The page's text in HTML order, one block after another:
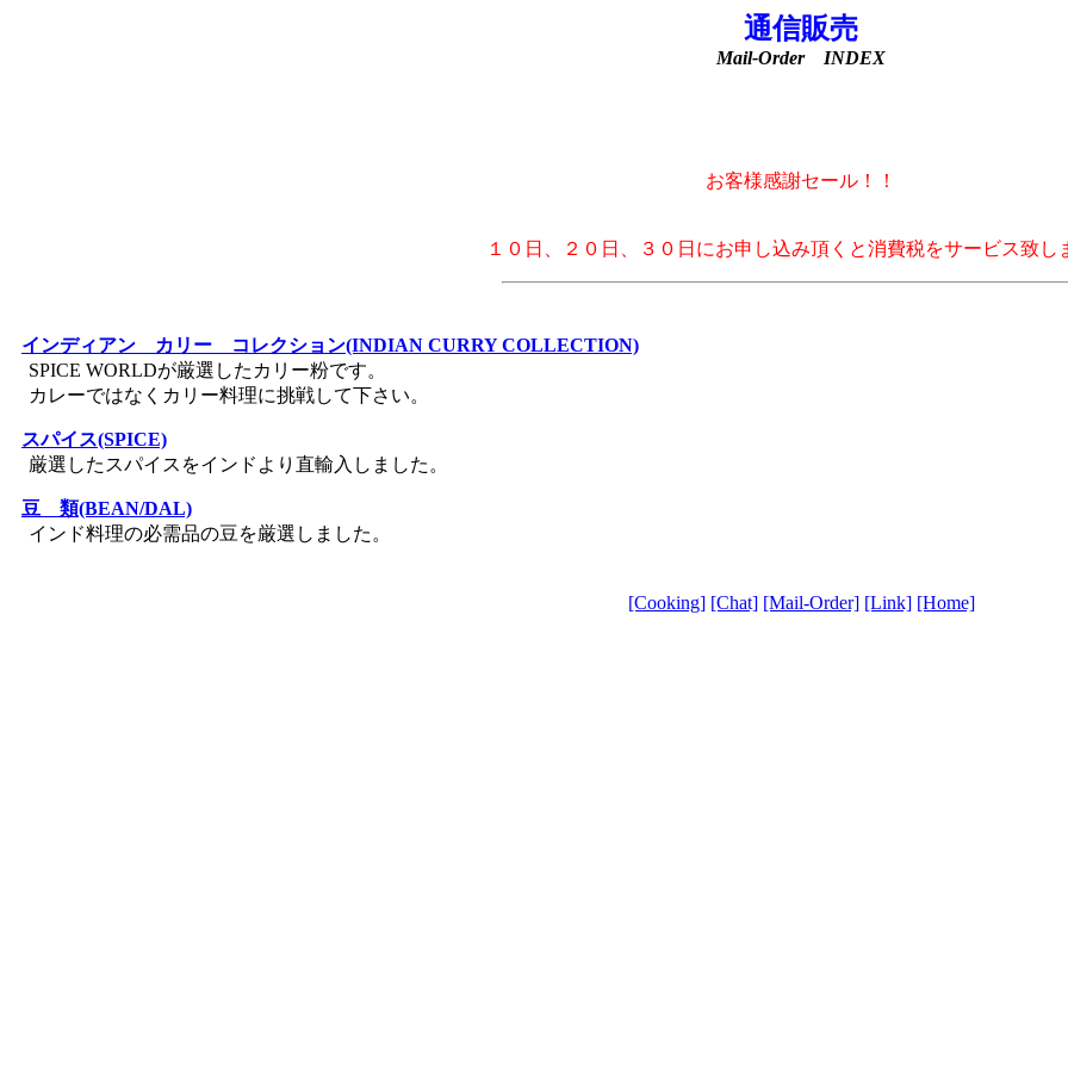
通信販売
Mail-Order INDEX
お客様感謝セール！！
１０日、２０日、３０日にお申し込み頂くと消費税をサービス致し
インディアン カリー コレクション(INDIAN CURRY COLLECTION)
SPICE WORLDが厳選したカリー粉です。
カレーではなくカリー料理に挑戦して下さい。
スパイス(SPICE)
厳選したスパイスをインドより直輸入しました。
豆 類(BEAN/DAL)
インド料理の必需品の豆を厳選しました。
[Cooking] [Chat] [Mail-Order] [Link] [Home]